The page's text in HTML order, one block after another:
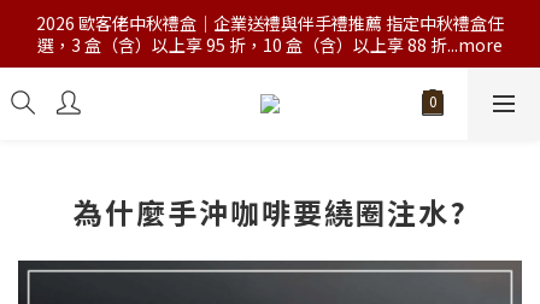
2026 歐客佬中秋禮盒｜企業送禮與伴手禮推薦 指定中秋禮盒任
選，3 盒（含）以上享 95 折，10 盒（含）以上享 88 折...more
為什麼手沖咖啡要繞圈注水?